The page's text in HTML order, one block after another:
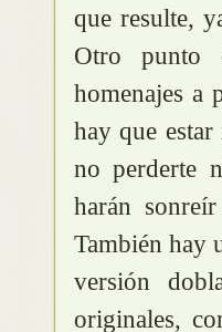
que resulte,
Otro punto
homenajes a
hay que
no perderte
harán
También hay
versión
originales,